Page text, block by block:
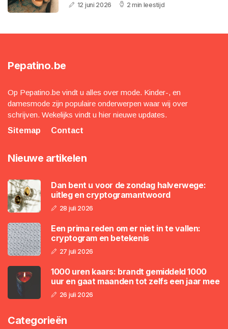
12 juni 2026 2 min leestijd
Pepatino.be
Op Pepatino.be vindt u alles over mode. Kinder-, en
damesmode zijn populaire onderwerpen waar wij over
schrijven. Wekelijks vindt u hier nieuwe updates.
Sitemap
Contact
Nieuwe artikelen
Dan bent u voor de zondag halverwege:
uitleg en cryptogramantwoord
28 juli 2026
Een prima reden om er niet in te vallen:
cryptogram en betekenis
27 juli 2026
1000 uren kaars: brandt gemiddeld 1000
uur en gaat maanden tot zelfs een jaar mee
26 juli 2026
Categorieën